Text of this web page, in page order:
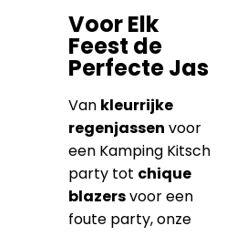
Voor Elk
Feest de
Perfecte Jas
Van kleurrijke
regenjassen voor
een Kamping Kitsch
party tot chique
blazersvoor een
foute party, onze